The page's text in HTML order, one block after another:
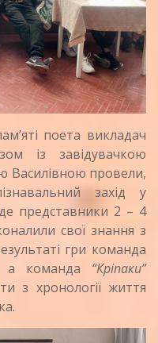
поета викладач
із завідувачкою
Василівною провели,
захід у
представники 2 – 4
свої знання з
гри команда
а команда “Кріпаки”
з хронології життя